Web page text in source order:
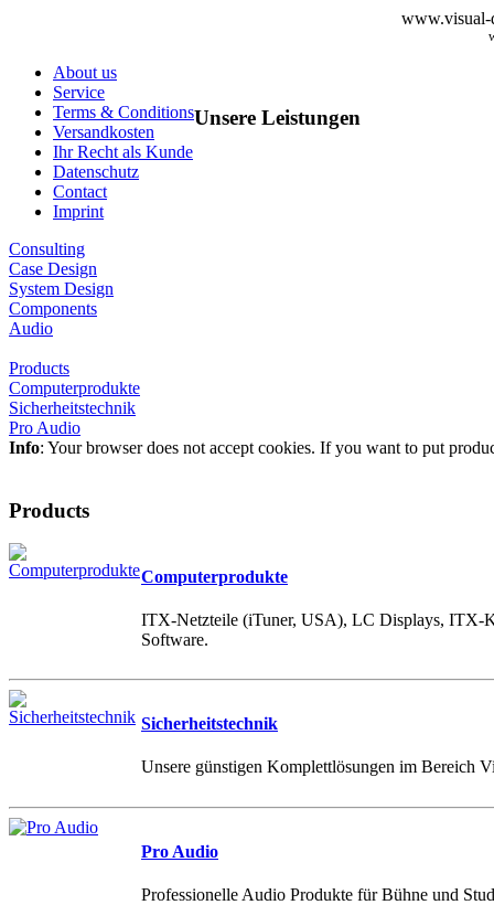
www.visual-
About us
Service
Terms & Conditions
Versandkosten
Ihr Recht als Kunde
Datenschutz
Contact
Imprint
Unsere Leistungen
Consulting
Case Design
System Design
Components
Audio
Products
Computerprodukte
Sicherheitstechnik
Pro Audio
Info: Your browser does not accept cookies. If you want to put
Products
Computerprodukte
ITX-Netzteile (iTuner, USA), LC Displays, ITX-
Software.
Sicherheitstechnik
Unsere günstigen Komplettlösungen im Bereich
Pro Audio
Professionelle Audio Produkte für Bühne und